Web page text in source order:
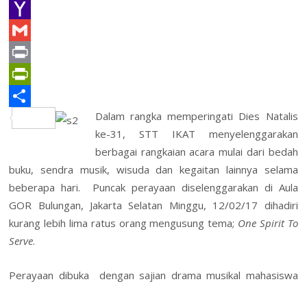
o
o
k
e
r
e
d
I
n
n
t
e
r
e
s
h
a
t
s
A
p
E
m
a
Y
a
h
o
o
i
l
G
m
a
i
P
r
i
P
r
t
F
r
i
e
S
e
Dalam rangka memperingati Dies Natalis
ke-31, STT IKAT menyelenggarakan
berbagai rangkaian acara mulai dari bedah
buku, sendra musik, wisuda dan kegaitan lainnya selama
beberapa hari. Puncak perayaan diselenggarakan di Aula
GOR Bulungan, Jakarta Selatan Minggu, 12/02/17 dihadiri
kurang lebih lima ratus orang mengusung tema; One Spirit To
Serve.
Perayaan dibuka dengan sajian drama musikal mahasiswa